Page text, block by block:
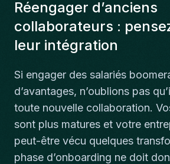
Réengager d’anciens
collaborateurs :
leur intégration
Si engager des salariés
d’avantages, n’oublions pas
toute nouvelle collaboration.
sont plus matures et votre
peut-être vécu quelques
phase d’onboarding ne doit